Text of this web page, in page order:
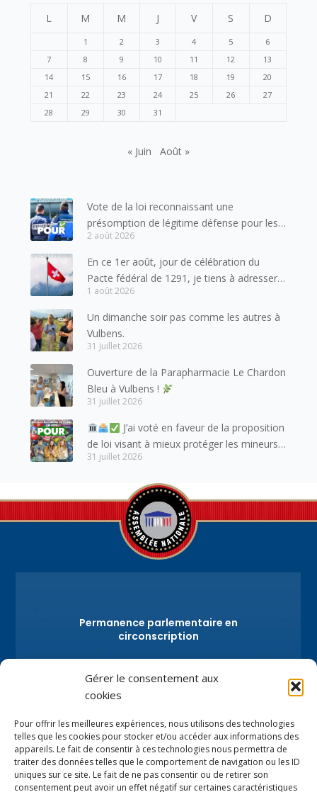
Gérer le consentement aux
cookies
Pour offrir les meilleures expériences, nous utilisons des technologies
telles que les cookies pour stocker et/ou accéder aux informations des
appareils. Le fait de consentir à ces technologies nous permettra de
traiter des données telles que le comportement de navigation ou les ID
uniques sur ce site. Le fait de ne pas consentir ou de retirer son
consentement peut avoir un effet négatif sur certaines caractéristiques
L M M J V S D
1 2 3 4 5
6
7
8 9 10 11 12
13
14
15 16 17 18 19
20
21
22 23 24 25 26
27
28
29 30 31
« Juin Août »
Vote de la loi reconnaissant une
présomption de légitime défense pour les
forces de l’ordre
2 août 2026
En ce 1er août, jour de célébration du
Pacte fédéral de 1291, je tiens à adresser
mes meilleures salutations à nos voisins et
amis suisses, et plus particulièrement aux
habitants du bassin genevois et de l’arc
lémanique, avec lesquels la Haute-Savoie
1 août 2026
Un dimanche soir pas comme les autres à
Vulbens.
31 juillet 2026
Ouverture de la Parapharmacie Le Chardon
Bleu à Vulbens !
31 juillet 2026
J’ai voté en faveur de la proposition
de loi visant à mieux protéger les mineurs
des risques liés à l’utilisation des réseaux
31 juillet 2026
Permanence parlementaire en
circonscription
74100 Annemasse
Tél.+33 (0)4.50.80.35.02